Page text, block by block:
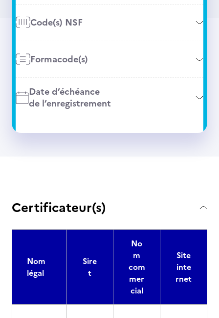
Code(s) NSF
Formacode(s)
Date d’échéance
de l’enregistrement
Certificateur(s)
Nom
légal
Sire
t
No
m
com
mer
cial
Site
inte
rnet